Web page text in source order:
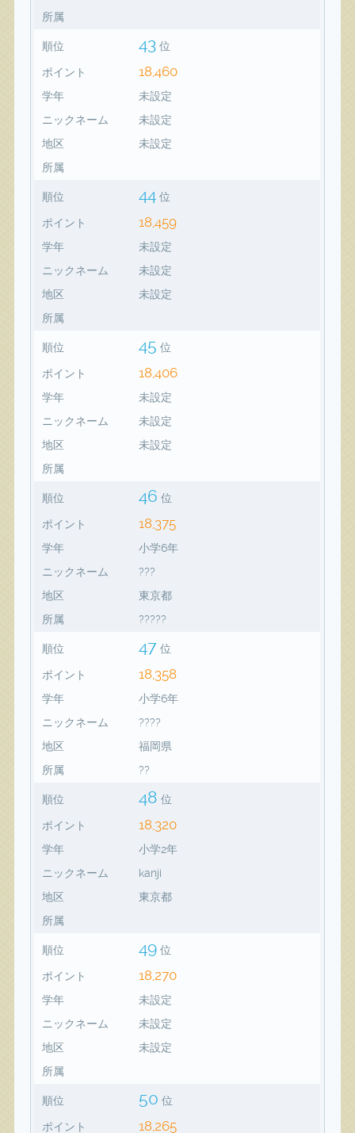
所属
順位 43 位
ポイント 18,460
学年
未設定
ニックネーム
未設定
地区
未設定
所属
順位 44 位
ポイント 18,459
学年
未設定
ニックネーム
未設定
地区
未設定
所属
順位 45 位
ポイント 18,406
学年
未設定
ニックネーム
未設定
地区
未設定
所属
順位 46 位
ポイント 18,375
学年
小学6年
ニックネーム
???
地区
東京都
所属
?????
順位 47 位
ポイント 18,358
学年
小学6年
ニックネーム
????
地区
福岡県
所属
??
順位 48 位
ポイント 18,320
学年
小学2年
ニックネーム
kanji
地区
東京都
所属
順位 49 位
ポイント 18,270
学年
未設定
ニックネーム
未設定
地区
未設定
所属
順位 50 位
ポイント 18,265